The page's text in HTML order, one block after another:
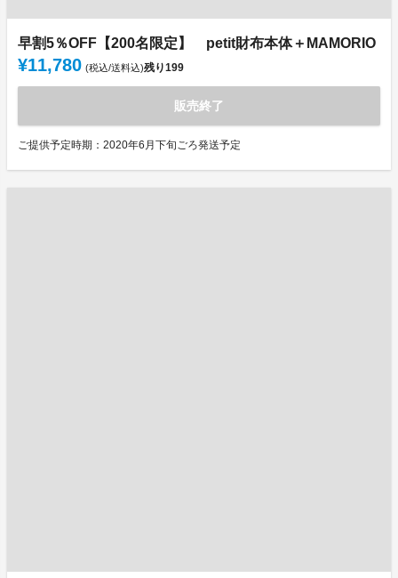
早割5％OFF【200名限定】 petit財布本体＋MAMORIO
¥11,780 (税込/送料込)残り199
販売終了
ご提供予定時期：2020年6月下旬ごろ発送予定